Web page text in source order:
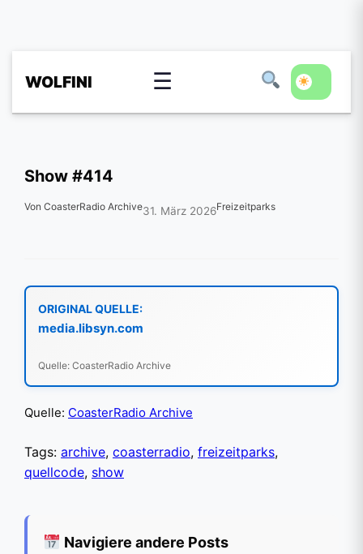
WOLFINI ☰
Show #414
Von CoasterRadio Archive31. März 2026Freizeitparks
ORIGINAL QUELLE:
media.libsyn.com
Quelle: CoasterRadio Archive
Quelle: CoasterRadio Archive
Tags: archive, coasterradio, freizeitparks,
quellcode, show
Navigiere andere Posts